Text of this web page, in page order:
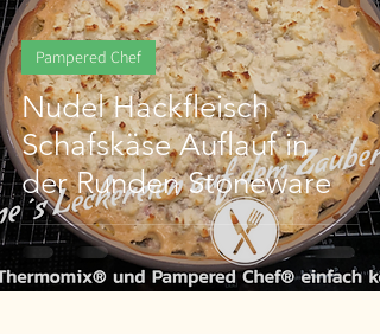
Nudel Hackfleisch
Schafskäse Auflauf in
der Runden Stoneware
Pampered Chef